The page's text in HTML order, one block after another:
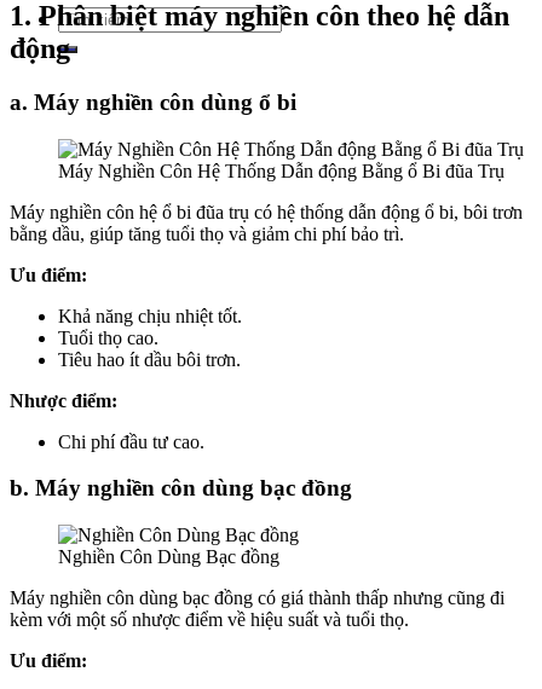
Tìm
kiếm:
1. Phân biệt máy nghiền côn theo hệ dẫn
động
a. Máy nghiền côn dùng ổ bi
Máy Nghiền Côn Hệ Thống Dẫn động Bằng ổ Bi đũa Trụ
Máy nghiền côn hệ ổ bi đũa trụ có hệ thống dẫn động ổ bi, bôi trơn
bằng dầu, giúp tăng tuổi thọ và giảm chi phí bảo trì.
Ưu điểm:
Khả năng chịu nhiệt tốt.
Tuổi thọ cao.
Tiêu hao ít dầu bôi trơn.
Nhược điểm:
Chi phí đầu tư cao.
b. Máy nghiền côn dùng bạc đồng
Nghiền Côn Dùng Bạc đồng
Máy nghiền côn dùng bạc đồng có giá thành thấp nhưng cũng đi
kèm với một số nhược điểm về hiệu suất và tuổi thọ.
Ưu điểm: